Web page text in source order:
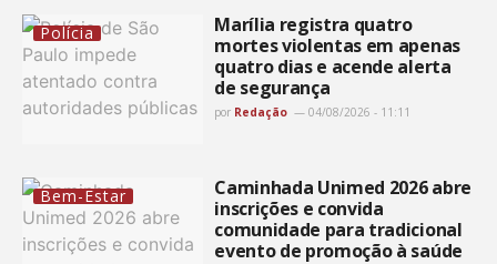
Polícia
Marília registra quatro
mortes violentas em apenas
quatro dias e acende alerta
de segurança
por Redação 04/08/2026 - 11:11
Bem-Estar
Caminhada Unimed 2026 abre
inscrições e convida
comunidade para tradicional
evento de promoção à saúde